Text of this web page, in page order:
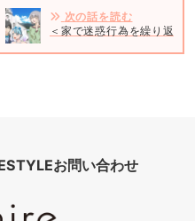
次の話を読む
＜家で迷惑行為を繰り返す
お問い合わせ